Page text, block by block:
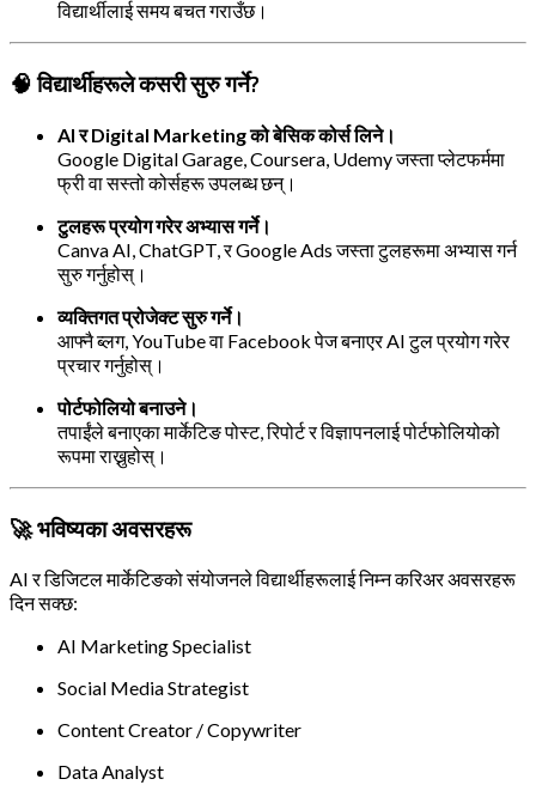
विद्यार्थीलाई समय बचत गराउँछ।
🧠 विद्यार्थीहरूले कसरी सुरु गर्ने?
AI र Digital Marketing को बेसिक कोर्स लिने।
Google Digital Garage, Coursera, Udemy जस्ता प्लेटफर्ममा
फ्री वा सस्तो कोर्सहरू उपलब्ध छन्।
टुलहरू प्रयोग गरेर अभ्यास गर्ने।
Canva AI, ChatGPT, र Google Ads जस्ता टुलहरूमा अभ्यास गर्न
सुरु गर्नुहोस्।
व्यक्तिगत प्रोजेक्ट सुरु गर्ने।
आफ्नै ब्लग, YouTube वा Facebook पेज बनाएर AI टुल प्रयोग गरेर
प्रचार गर्नुहोस्।
पोर्टफोलियो बनाउने।
तपाईंले बनाएका मार्केटिङ पोस्ट, रिपोर्ट र विज्ञापनलाई पोर्टफोलियोको
रूपमा राख्नुहोस्।
🚀 भविष्यका अवसरहरू
AI र डिजिटल मार्केटिङको संयोजनले विद्यार्थीहरूलाई निम्न करिअर अवसरहरू
दिन सक्छ:
AI Marketing Specialist
Social Media Strategist
Content Creator / Copywriter
Data Analyst